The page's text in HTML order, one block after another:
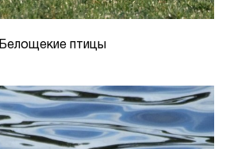
Белощекие птицы